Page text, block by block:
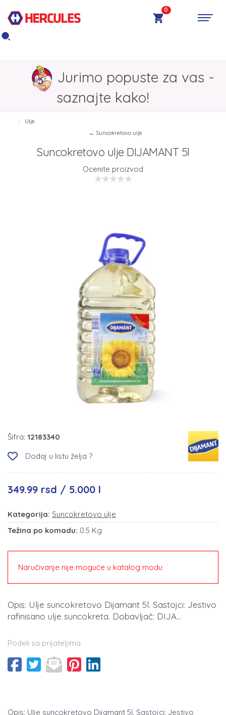
0
Jurimo popuste za vas -
saznajte kako!
Ulje
← Suncokretovo ulje
Suncokretovo ulje DIJAMANT 5l
Ocenite proizvod
Šifra: 12183340
Dodaj u listu želja ?
349.99 rsd / 5.000 l
Kategorija: Suncokretovo ulje
Težina po komadu: 0.5 Kg
Naručivanje nije moguće u katalog modu
Opis: Ulje suncokretovo Dijamant 5l. Sastojci: Jestivo
rafinisano ulje suncokreta. Dobavljač: DIJA...
Podeli sa prijateljima
Opis: Ulje suncokretovo Dijamant 5l. Sastojci: Jestivo